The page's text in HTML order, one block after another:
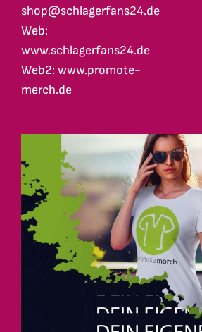
shop@schlagerfans24.de
Web:
www.schlagerfans24.de
Web2: www.promote-
merch.de